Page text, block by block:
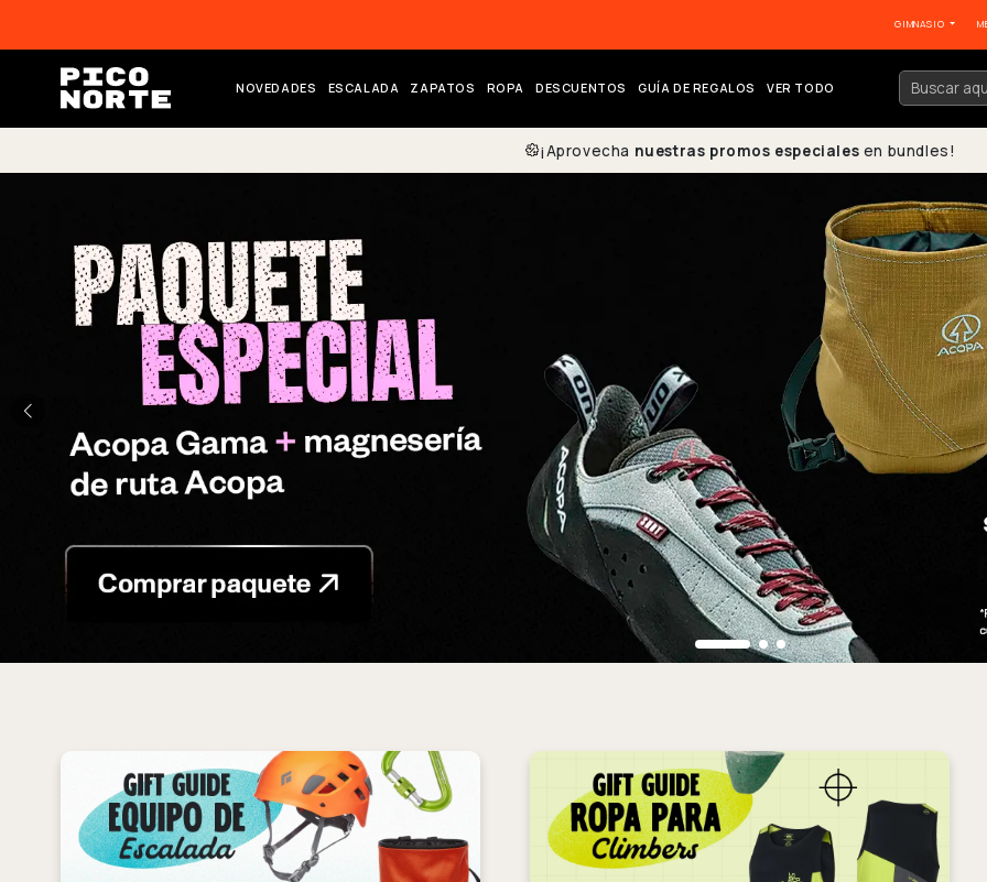
GIMNASIO
NOVEDADES ESCALADA ZAPATOS ROPA DESCUENTOS GUÍA DE REGALOS VER TODO
¡Aprovecha nuestras promos especiales en bundles!